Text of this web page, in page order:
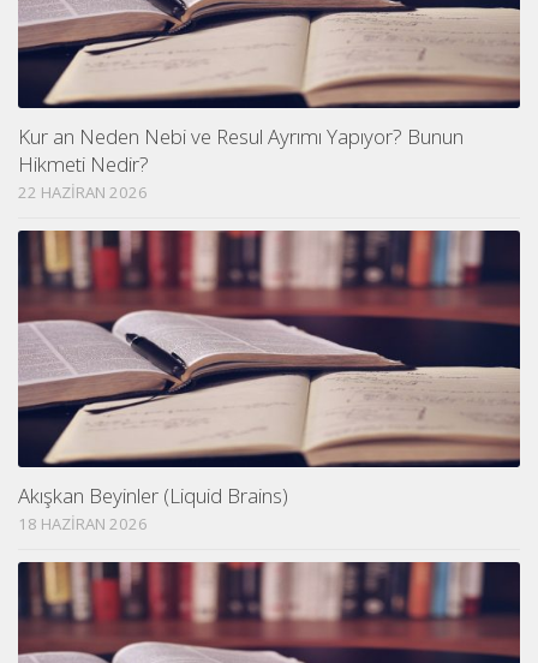
Kur an Neden Nebi ve Resul Ayrımı Yapıyor? Bunun
Hikmeti Nedir?
22 HAZIRAN 2026
Akışkan Beyinler (Liquid Brains)
18 HAZIRAN 2026